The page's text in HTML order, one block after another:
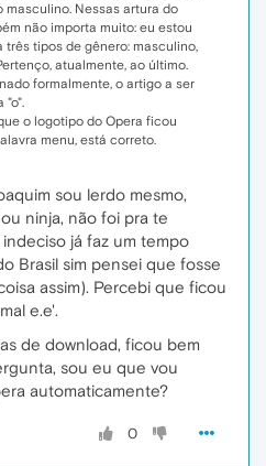
masculino. Nessas artura do
não importa muito: eu estou
três tipos de gênero: masculino,
atualmente, ao último.
formalmente, o artigo a ser
"o".
o logotipo do Opera ficou
menu, está correto.
sou lerdo mesmo,
ninja, não foi pra te
já faz um tempo
Brasil sim pensei que fosse
assim). Percebi que ficou
e.e'.
de download, ficou bem
sou eu que vou
automaticamente?
0